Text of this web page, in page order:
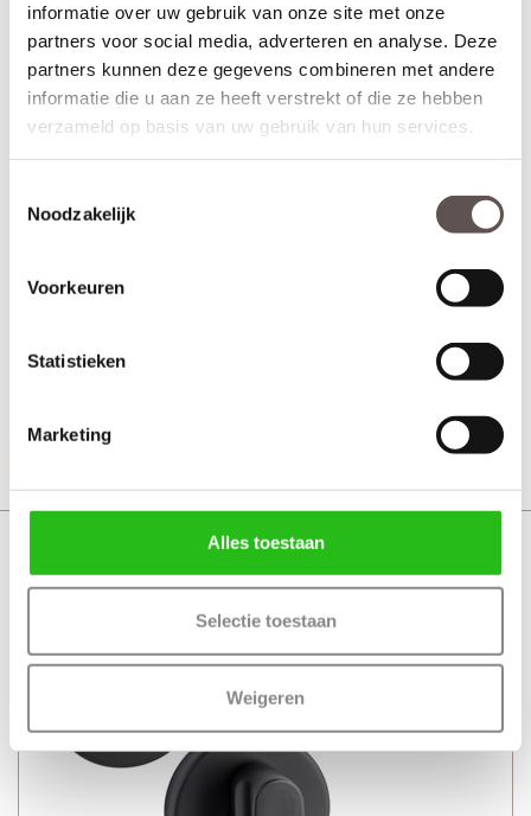
informatie over uw gebruik van onze site met onze
partners voor social media, adverteren en analyse. Deze
partners kunnen deze gegevens combineren met andere
informatie die u aan ze heeft verstrekt of die ze hebben
verzameld op basis van uw gebruik van hun services.
Noodzakelijk
Voorkeuren
Statistieken
Marketing
Alles toestaan
Selectie toestaan
Weigeren
Weekamp black sleutelrozet rond bestaat uit:
+ Sleutelrozet Zwart
+ Bevestigingsmateriaal
Weekamp Turn black toiletgarnituur rond